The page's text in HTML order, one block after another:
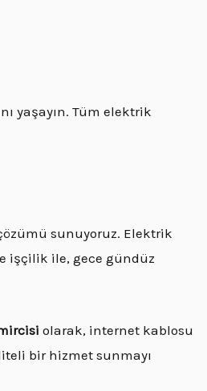
yaşayın. Tüm elektrik
sunuyoruz. Elektrik
işçilik ile, gece gündüz
olarak, internet kablosu
bir hizmet sunmayı